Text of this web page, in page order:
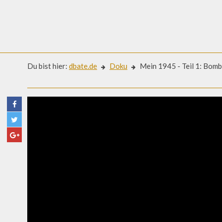
Du bist hier: dbate.de Doku Mein 1945 - Teil 1: